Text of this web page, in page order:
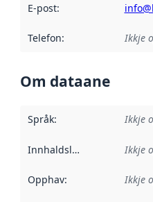
E-post:
Telefon: Ikkje
Om dataane
Språk: Ikkje
Innhaldsleverandørar :
Ikkje
Opphav: Ikkje